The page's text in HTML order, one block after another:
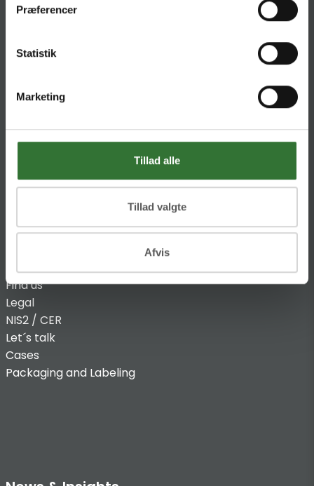
Præferencer
Statistik
Marketing
Tillad alle
Tillad valgte
Afvis
Theilgaards Torv 1
Ellemosen 4
@:
Find us
Legal
NIS2 / CER
Let´s talk
Cases
Packaging and Labeling